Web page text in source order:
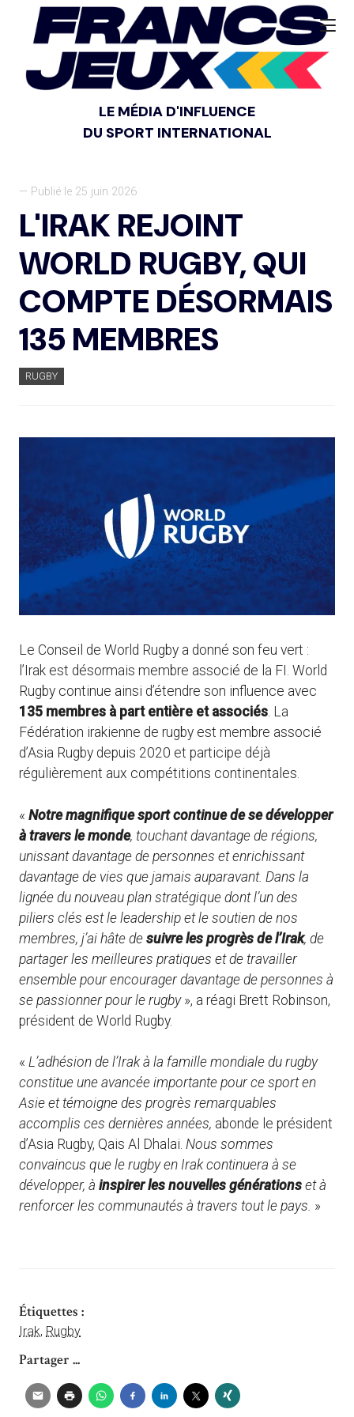
LE MÉDIA D'INFLUENCE
DU SPORT INTERNATIONAL
— Publié le 25 juin 2026
L'IRAK REJOINT
WORLD RUGBY, QUI
COMPTE DÉSORMAIS
135 MEMBRES
RUGBY
Le Conseil de World Rugby a donné son feu vert :
l’Irak est désormais membre associé de la FI. World
Rugby continue ainsi d’étendre son influence avec
135 membres à part entière et associés. La
Fédération irakienne de rugby est membre associé
d’Asia Rugby depuis 2020 et participe déjà
régulièrement aux compétitions continentales.
« Notre magnifique sport continue de se développer
à travers le monde, touchant davantage de régions,
unissant davantage de personnes et enrichissant
davantage de vies que jamais auparavant. Dans la
lignée du nouveau plan stratégique dont l’un des
piliers clés est le leadership et le soutien de nos
membres, j’ai hâte de suivre les progrès de l’Irak, de
partager les meilleures pratiques et de travailler
ensemble pour encourager davantage de personnes à
se passionner pour le rugby», a réagi Brett Robinson,
président de World Rugby.
« L’adhésion de l’Irak à la famille mondiale du rugby
constitue une avancée importante pour ce sport en
Asie et témoigne des progrès remarquables
accomplis ces dernières années, abonde le président
d’Asia Rugby, Qais Al Dhalai. Nous sommes
convaincus que le rugby en Irak continuera à se
développer, à inspirer les nouvelles générations et à
renforcer les communautés à travers tout le pays. »
Étiquettes :
Irak, Rugby
Partager ...